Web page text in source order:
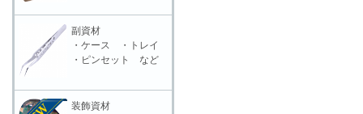
副資材
・ケース ・トレイ
・ピンセット など
装飾資材